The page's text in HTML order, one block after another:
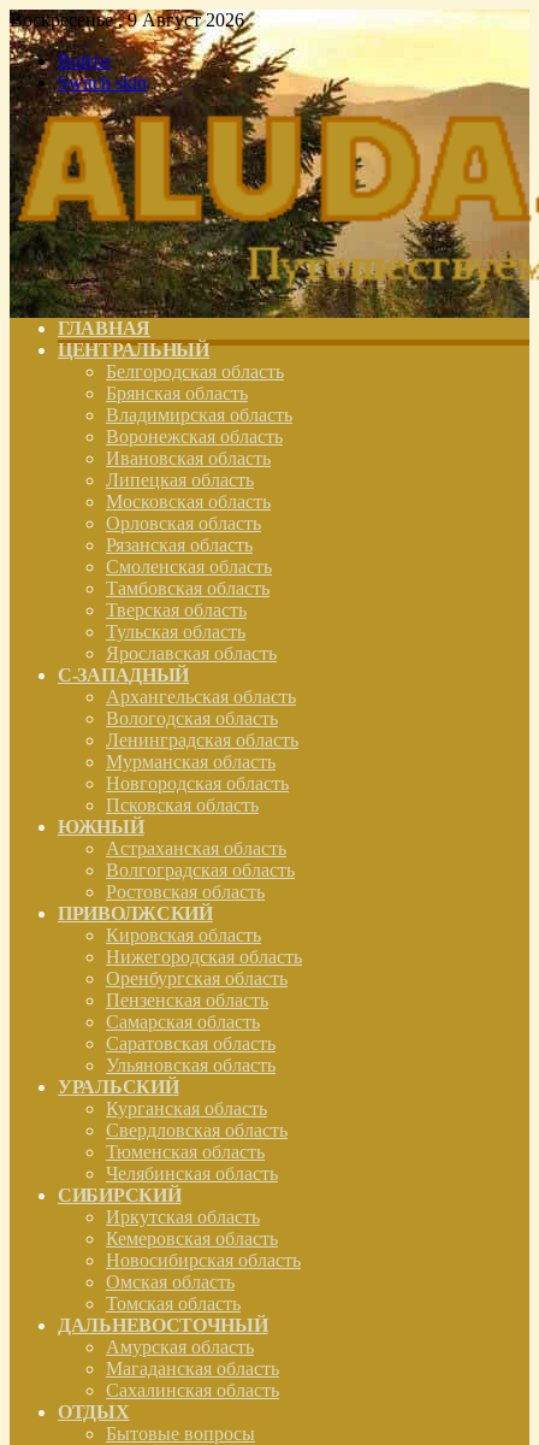
Воскресенье , 9 Август 2026
Войти
Switch skin
ГЛАВНАЯ
ЦЕНТРАЛЬНЫЙ
Белгородская область
Брянская область
Владимирская область
Воронежская область
Ивановская область
Липецкая область
Московская область
Орловская область
Рязанская область
Смоленская область
Тамбовская область
Тверская область
Тульская область
Ярославская область
С-ЗАПАДНЫЙ
Архангельская область
Вологодская область
Ленинградская область
Мурманская область
Новгородская область
Псковская область
ЮЖНЫЙ
Астраханская область
Волгоградская область
Ростовская область
ПРИВОЛЖСКИЙ
Кировская область
Нижегородская область
Оренбургская область
Пензенская область
Самарская область
Саратовская область
Ульяновская область
УРАЛЬСКИЙ
Курганская область
Свердловская область
Тюменская область
Челябинская область
СИБИРСКИЙ
Иркутская область
Кемеровская область
Новосибирская область
Омская область
Томская область
ДАЛЬНЕВОСТОЧНЫЙ
Амурская область
Магаданская область
Сахалинская область
ОТДЫХ
Бытовые вопросы